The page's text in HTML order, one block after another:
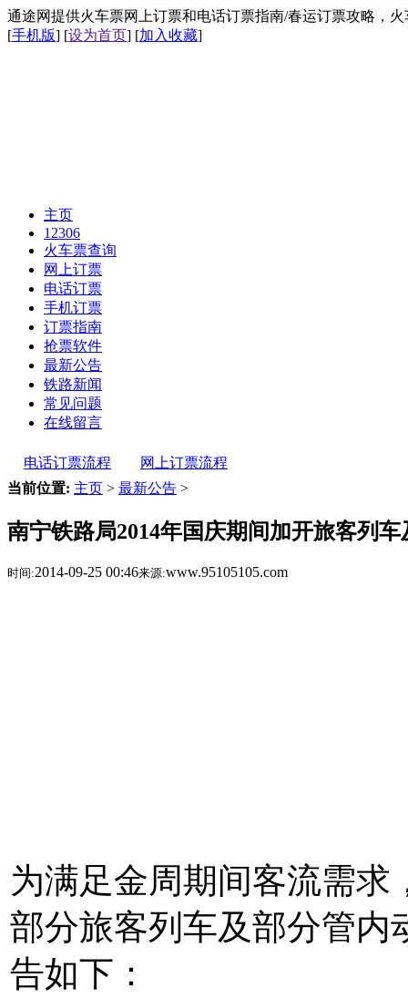
通途网提供火车票网上订票和电话订票指南/春运订票攻略，
[手机版] [设为首页] [加入收藏]
主页
12306
火车票查询
网上订票
电话订票
手机订票
订票指南
抢票软件
最新公告
铁路新闻
常见问题
在线留言
电话订票流程
网上订票流程
当前位置: 主页 > 最新公告 >
南宁铁路局2014年国庆期间加开旅客列
时间:2014-09-25 00:46来源:www.95105105.com
为满足金周期间客流需
部分旅客列车及部分管内
告如下：